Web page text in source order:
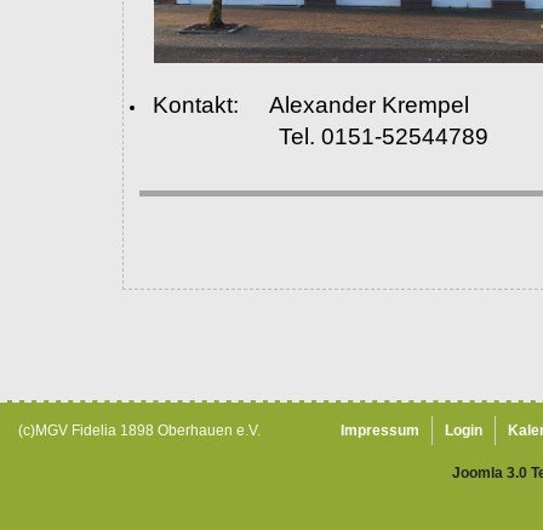
Kontakt: Alexander Krempel
Tel. 0151-52544789
(c)MGV Fidelia 1898 Oberhauen e.V. Impressum Login
Joomla 3.0